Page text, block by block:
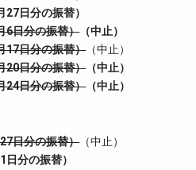
日分の振替）
6日分の振替）（中止）
17日分の振替）（中止）
20日分の振替）（中止）
24日分の振替）（中止）
日分の振替）（中止）
分の振替）